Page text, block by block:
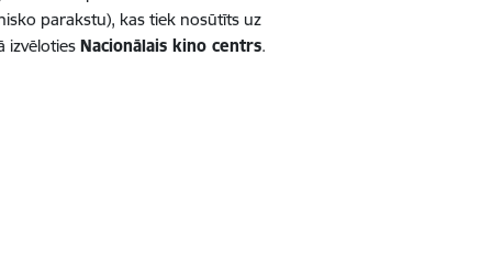
parakstu), kas tiek nosūtīts uz
izvēlotiesNacionālais kino centrs.